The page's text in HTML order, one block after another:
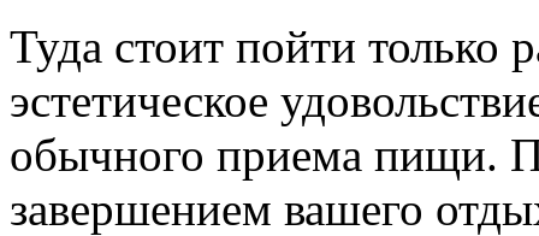
Туда стоит пойти только
эстетическое
обычного приема пищи.
завершением вашего